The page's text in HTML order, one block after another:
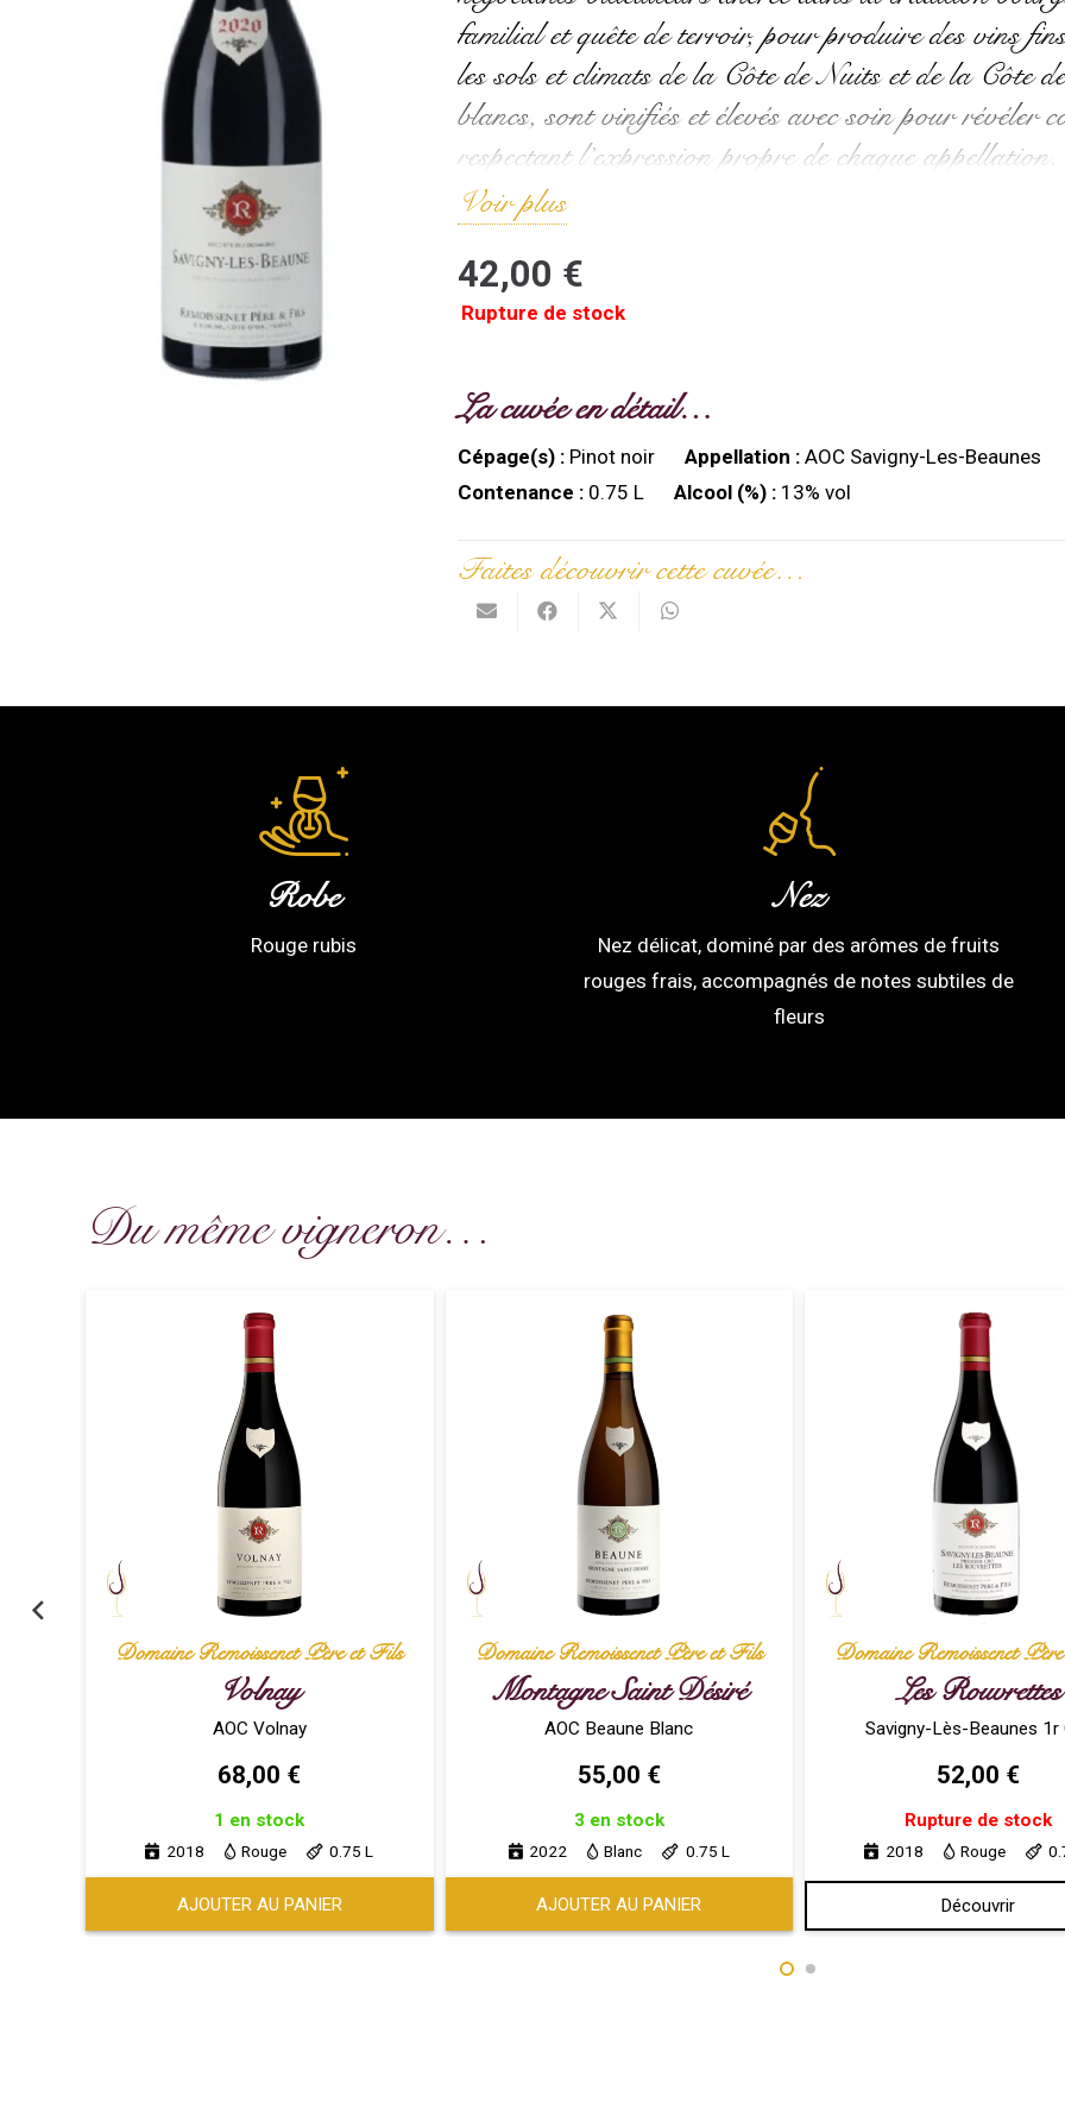
familial et quête de terroir, pour produire des vins
les sols et climats de la Côte de Nuits et de la Côte
blancs, sont vinifiés et élevés avec soin pour révéler
respectant l’expression propre de chaque appellation.
Voir plus
42,00 €
Rupture de stock
La cuvée en détail…
Cépage(s) : Pinot noir Appellation : AOC Savigny-Les-Beaunes
Contenance : 0.75 L Alcool (%) : 13% vol
Faites découvrir cette cuvée…
Robe
Rouge rubis
Nez
Nez délicat, dominé par des arômes de fruits
rouges frais, accompagnés de notes subtiles de
fleurs
Du même vigneron…
Domaine Remoissenet Père et Fils
Volnay
AOC Volnay
68,00 €
1 en stock
2018 Rouge 0.75 L
AJOUTER AU PANIER
Domaine Remoissenet Père et Fils
Montagne Saint Désiré
AOC Beaune Blanc
55,00 €
3 en stock
2022 Blanc 0.75 L
AJOUTER AU PANIER
Domaine Remoissenet
Les Rouvrettes
Savigny-Lès-Beaunes 1r
52,00 €
Rupture de stock
2018 Rouge
Découvrir